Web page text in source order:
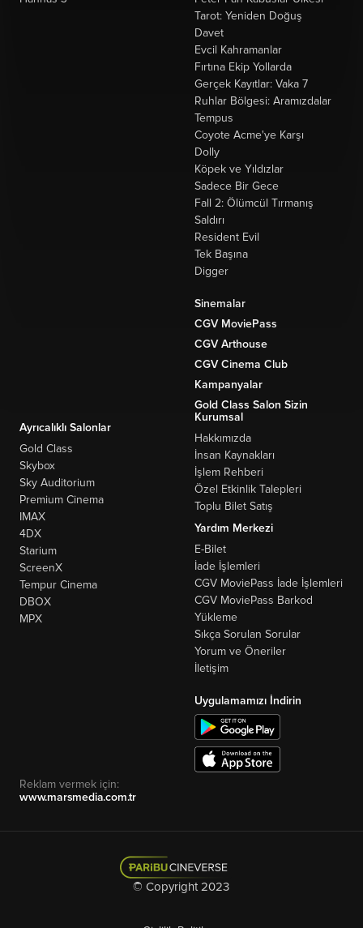
Tarot: Yeniden Doğuş
Davet
Evcil Kahramanlar
Fırtına Ekip Yollarda
Gerçek Kayıtlar: Vaka 7
Ruhlar Bölgesi: Aramızdalar
Tempus
Coyote Acme'ye Karşı
Dolly
Köpek ve Yıldızlar
Sadece Bir Gece
Fall 2: Ölümcül Tırmanış
Saldırı
Resident Evil
Tek Başına
Digger
Sinemalar
CGV MoviePass
CGV Arthouse
CGV Cinema Club
Kampanyalar
Gold Class Salon Sizin
Ayrıcalıklı Salonlar
Gold Class
Skybox
Sky Auditorium
Premium Cinema
IMAX
4DX
Starium
ScreenX
Tempur Cinema
DBOX
MPX
Kurumsal
Hakkımızda
İnsan Kaynakları
İşlem Rehberi
Özel Etkinlik Talepleri
Toplu Bilet Satış
Yardım Merkezi
E-Bilet
İade İşlemleri
CGV MoviePass İade İşlemleri
CGV MoviePass Barkod
Yükleme
Sıkça Sorulan Sorular
Yorum ve Öneriler
İletişim
Uygulamamızı İndirin
Reklam vermek için:
www.marsmedia.com.tr
© Copyright 2023